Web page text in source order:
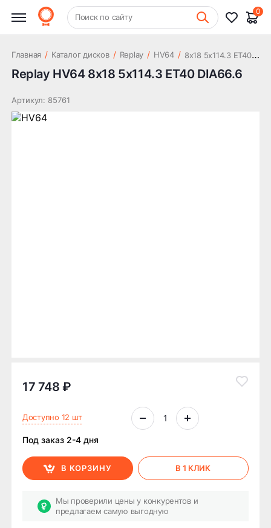
+7 (831) 261-35-35 Шиномонтаж
Поиск по сайту
0
Главная / Каталог дисков / Replay / HV64 / 8
x18 5x114.3 ET40 DIA66.6
Replay HV64 8x18 5x114.3 ET40 DIA66.6
Артикул: 85761
17 748 ₽
Доступно 12 шт
Под заказ 2-4 дня
В КОРЗИНУ В 1 КЛИК
Мы проверили цены у конкурентов и
предлагаем самую выгодную